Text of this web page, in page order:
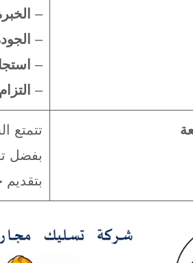
–
–
–
–
تتمتع
بفضل